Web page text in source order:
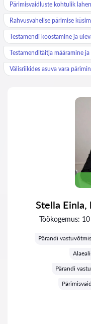
Pärimisvaidluste kohtulik
Rahvusvahelise pärimise
Testamendi koostamine ja
Testamenditäitja määramine
Välisriikides asuva vara
Stella Einla,
Töökogemus:
Pärandi
Pärandi